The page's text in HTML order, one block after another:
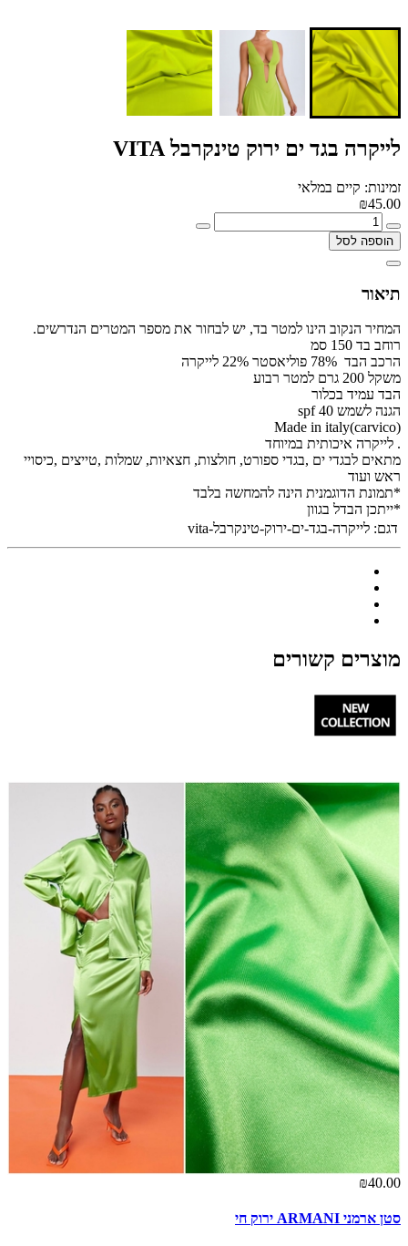
לייקרה בגד ים ירוק טינקרבל VITA
זמינות: קיים במלאי
₪45.00
הוספה לסל
תיאור
המחיר הנקוב הינו למטר בד, יש לבחור את מספר המטרים הנדרשים.
רוחב בד 150 סמ
הרכב הבד 78% פוליאסטר 22% לייקרה
משקל 200 גרם למטר רבוע
הבד עמיד בכלור
הגנה לשמש spf 40
Made in italy(carvico)
. לייקרה איכותית במיוחד
מתאים לבגדי ים ,בגדי ספורט, חולצות, חצאיות, שמלות ,טייצים ,כיסויי
ראש ועוד
*תמונת הדוגמנית הינה להמחשה בלבד
*ייתכן הבדל בגוון
דגם: לייקרה-בגד-ים-ירוק-טינקרבל-vita
מוצרים קשורים
₪40.00
סטן ארמני ARMANI ירוק חי